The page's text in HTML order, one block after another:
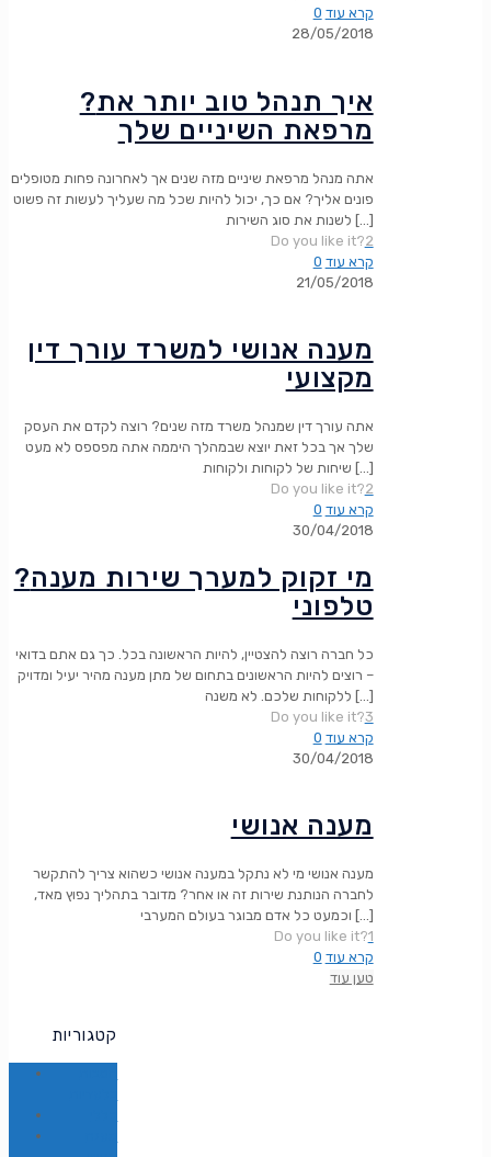
0 קרא עוד
28/05/2018
?איך תנהל טוב יותר את
מרפאת השיניים שלך
אתה מנהל מרפאת שיניים מזה שנים אך לאחרונה פחות מטופלים
פונים אליך? אם כך, יכול להיות שכל מה שעליך לעשות זה פשוט
לשנות את סוג השירות […]
Do you like it?2
0 קרא עוד
21/05/2018
מענה אנושי למשרד עורך דין
מקצועי
אתה עורך דין שמנהל משרד מזה שנים? רוצה לקדם את העסק
שלך אך בכל זאת יוצא שבמהלך היממה אתה מפספס לא מעט
שיחות של לקוחות ולקוחות […]
Do you like it?2
0 קרא עוד
30/04/2018
?מי זקוק למערך שירות מענה
טלפוני
כל חברה רוצה להצטיין, להיות הראשונה בכל. כך גם אתם בדואי
– רוצים להיות הראשונים בתחום של מתן מענה מהיר יעיל ומדויק
ללקוחות שלכם. לא משנה […]
Do you like it?3
0 קרא עוד
30/04/2018
מענה אנושי
מענה אנושי מי לא נתקל במענה אנושי כשהוא צריך להתקשר
לחברה הנותנת שירות זה או אחר? מדובר בתהליך נפוץ מאד,
וכמעט כל אדם מבוגר בעולם המערבי […]
Do you like it?1
0 קרא עוד
טען עוד
קטגוריות